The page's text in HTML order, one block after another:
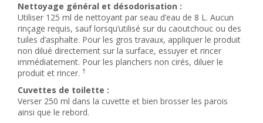
Nettoyage général et désodorisation :
Utiliser 125 ml de nettoyant par seau d’eau de 8 L. Aucun
rinçage requis, sauf lorsqu’utilisé sur du caoutchouc ou des
tuiles d’asphalte. Pour les gros travaux, appliquer le produit
non dilué directement sur la surface, essuyer et rincer
immédiatement. Pour les planchers non cirés, diluer le
produit et rincer. †
Cuvettes de toilette :
Verser 250 ml dans la cuvette et bien brosser les parois
ainsi que le rebord.